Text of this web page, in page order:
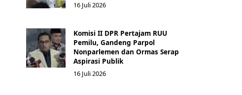
16 Juli 2026
Komisi II DPR Pertajam RUU
Pemilu, Gandeng Parpol
Nonparlemen dan Ormas Serap
Aspirasi Publik
16 Juli 2026